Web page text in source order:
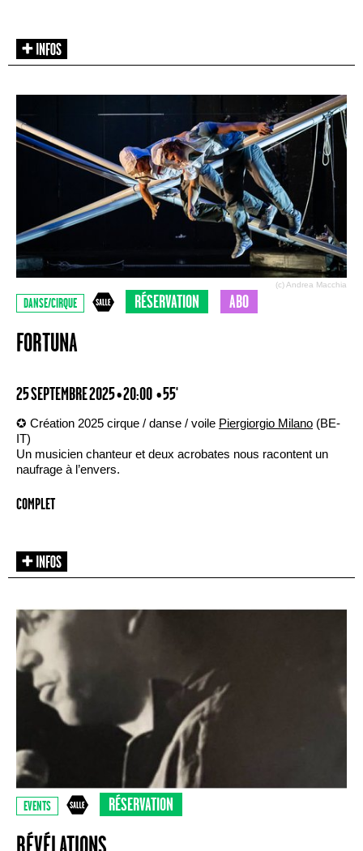
(c) Andrea Macchia
DANSE/CIRQUE RÉSERVATION ABO
FORTUNA
25 SEPTEMBRE 2025 • 20:00 • 55'
✪ Création 2025 cirque / danse / voile Piergiorgio Milano (BE-
IT)
Un musicien chanteur et deux acrobates nous racontent un
naufrage à l’envers.
COMPLET
EVENTS RÉSERVATION